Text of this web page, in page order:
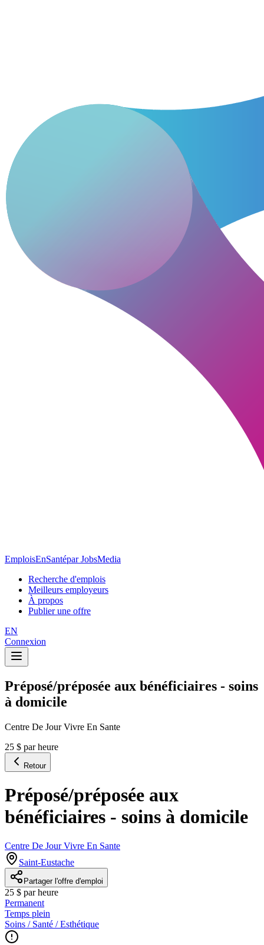
EmploisEnSantépar JobsMedia
Recherche d'emplois
Meilleurs employeurs
À propos
Publier une offre
EN
Connexion
Préposé/préposée aux bénéficiaires - soins
à domicile
Centre De Jour Vivre En Sante
25 $ par heure
Retour
Préposé/préposée aux
bénéficiaires - soins à domicile
Centre De Jour Vivre En Sante
Saint-Eustache
Partager l'offre d'emploi
25 $ par heure
Permanent
Temps plein
Soins / Santé / Esthétique